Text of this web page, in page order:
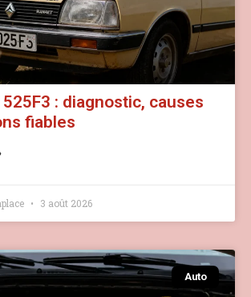
: diagnostic, causes
fiables
3 août 2026
Auto